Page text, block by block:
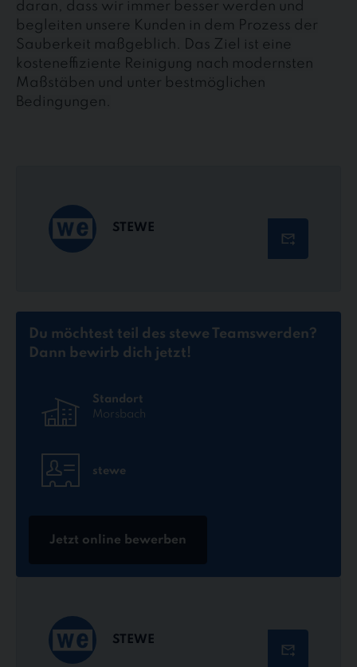
daran, dass wir immer besser werden und
begleiten unsere Kunden in dem Prozess der
Sauberkeit maßgeblich. Das Ziel ist eine
kosteneffiziente Reinigung nach modernsten
Maßstäben und unter bestmöglichen
Bedingungen.
STEWE
Du möchtest teil des stewe Teamswerden?
Dann bewirb dich jetzt!
Standort
Morsbach
stewe
Jetzt online bewerben
STEWE